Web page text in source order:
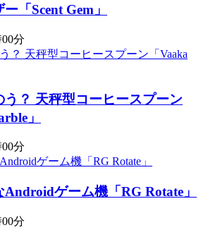
「Scent Gem」
分
？ 天秤型コーヒースプーン
」
分
ゲーム機「RG Rotate」
分